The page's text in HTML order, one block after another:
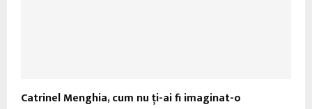
Catrinel Menghia, cum nu ţi-ai fi imaginat-o